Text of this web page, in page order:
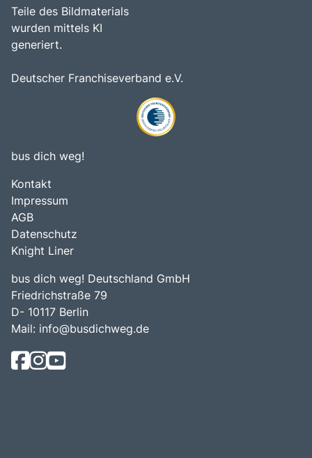
Teile des Bildmaterials
wurden mittels KI
generiert.
Deutscher Franchiseverband e.V.
bus dich weg!
Kontakt
Impressum
AGB
Datenschutz
Knight Liner
bus dich weg! Deutschland GmbH
Friedrichstraße 79
D- 10117 Berlin
Mail: info@busdichweg.de